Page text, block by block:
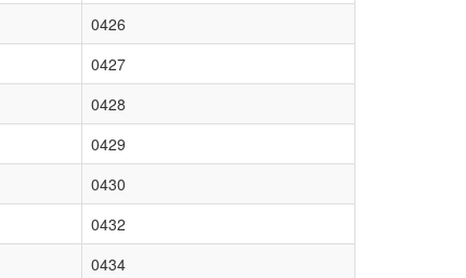
0426
0427
0428
0429
0430
0432
0434